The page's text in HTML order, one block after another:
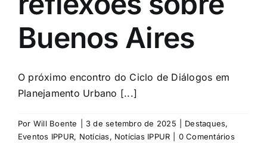
Buenos Aires
O próximo encontro do Ciclo de Diálogos em
Planejamento Urbano [...]
Por Will Boente 3 de setembro de 2025 Destaques,
Eventos IPPUR, Notícias, Notícias IPPUR 0 Comentários